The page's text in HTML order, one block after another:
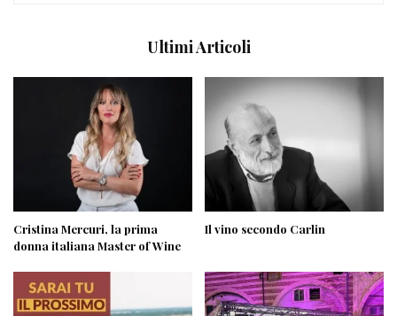
Ultimi Articoli
Cristina Mercuri, la prima
donna italiana Master of Wine
Il vino secondo Carlin